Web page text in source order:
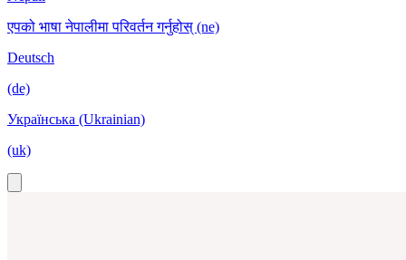
एपको भाषा नेपालीमा परिवर्तन गर्नुहोस् (ne)
Deutsch
(de)
Українська (Ukrainian)
(uk)